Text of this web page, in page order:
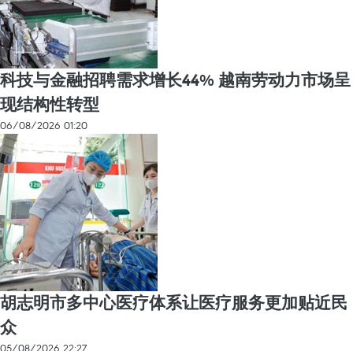
科技与金融招聘需求增长44% 越南劳动力市场呈
现结构性转型
06/08/2026 01:20
胡志明市多中心医疗体系让医疗服务更加贴近民
众